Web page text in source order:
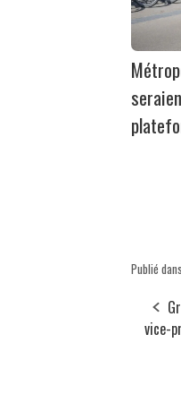
Publié dans
vice-